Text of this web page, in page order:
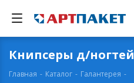
Книпсеры д/ногтей
Главная - Каталог - Галантерея -